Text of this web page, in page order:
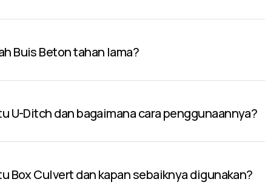
Buis Beton tahan lama?
U-Ditch dan bagaimana cara penggunaannya?
Box Culvert dan kapan sebaiknya digunakan?